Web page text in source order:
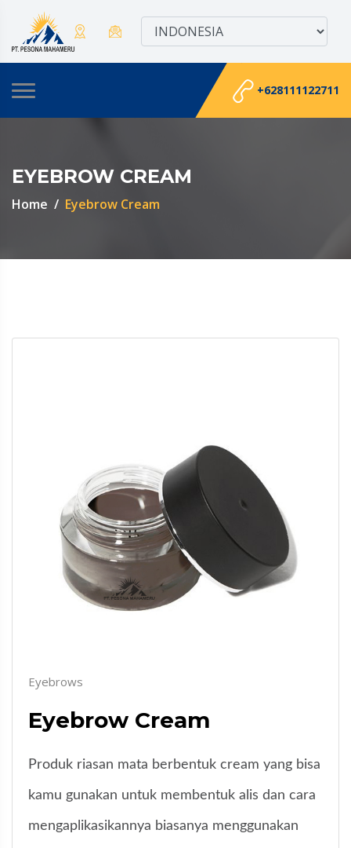
+628111122711
EYEBROW CREAM
Home Eyebrow Cream
Eyebrows
Eyebrow Cream
Produk riasan mata berbentuk cream yang bisa
kamu gunakan untuk membentuk alis dan cara
mengaplikasikannya biasanya menggunakan